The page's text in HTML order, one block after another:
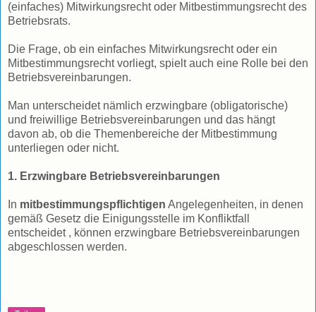
(einfaches) Mitwirkungsrecht oder Mitbestimmungsrecht des
Betriebsrats.
Die Frage, ob ein einfaches Mitwirkungsrecht oder ein
Mitbestimmungsrecht vorliegt, spielt auch eine Rolle bei den
Betriebsvereinbarungen.
Man unterscheidet nämlich erzwingbare (obligatorische)
und freiwillige Betriebsvereinbarungen und das hängt
davon ab, ob die Themenbereiche der Mitbestimmung
unterliegen oder nicht.
1. Erzwingbare Betriebsvereinbarungen
In mitbestimmungspflichtigen Angelegenheiten, in denen
gemäß Gesetz die Einigungsstelle im Konfliktfall
entscheidet , können erzwingbare Betriebsvereinbarungen
abgeschlossen werden.